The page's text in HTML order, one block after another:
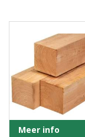
Meer info